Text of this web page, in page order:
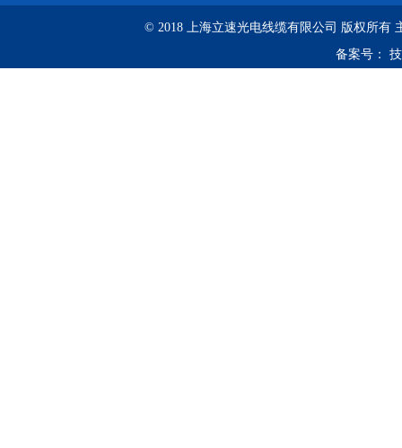
© 2018 上海立速光电线缆有限公司 版权所有
备案号：